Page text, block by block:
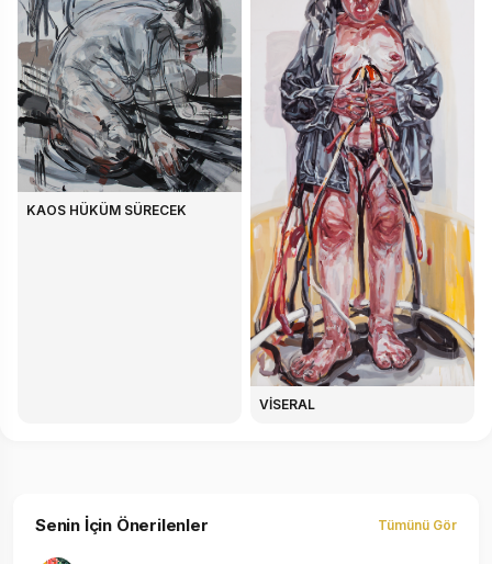
KAOS HÜKÜM SÜRECEK
VİSERAL
Senin İçin Önerilenler Tümünü Gör